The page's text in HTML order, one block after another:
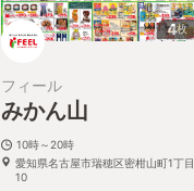
4枚
フィール
みかん山
10時～20時
愛知県名古屋市瑞穂区密柑山町1丁目
10